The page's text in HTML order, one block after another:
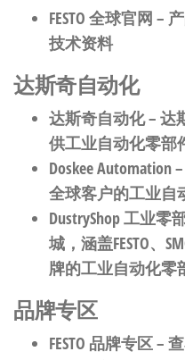
FESTO 全球官网 –
技术资料
达斯奇自动化
达斯奇自动化– 达
供工业自动化零部
Doskee Automation
全球客户的工业自
DustryShop 工业零
城，涵盖FESTO、
牌的工业自动化零
品牌专区
FESTO 品牌专区–